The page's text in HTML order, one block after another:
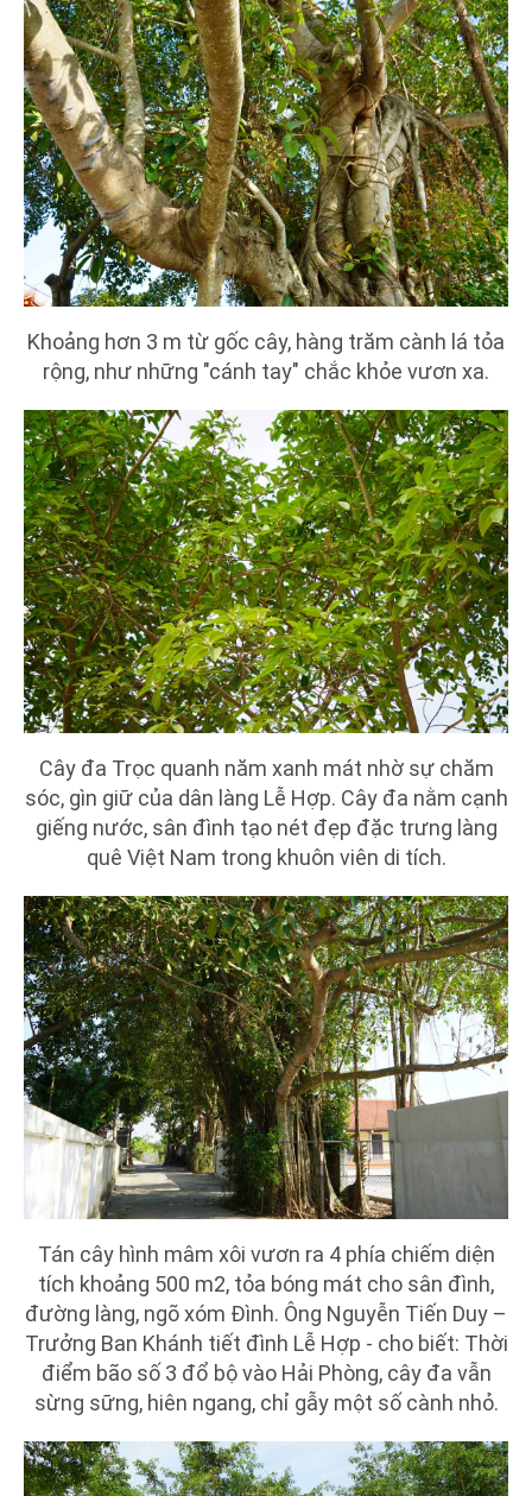
Khoảng hơn 3 m từ gốc cây, hàng trăm cành lá tỏa
rộng, như những "cánh tay" chắc khỏe vươn xa.
Cây đa Trọc quanh năm xanh mát nhờ sự chăm
sóc, gìn giữ của dân làng Lễ Hợp. Cây đa nằm cạnh
giếng nước, sân đình tạo nét đẹp đặc trưng làng
quê Việt Nam trong khuôn viên di tích.
Tán cây hình mâm xôi vươn ra 4 phía chiếm diện
tích khoảng 500 m2, tỏa bóng mát cho sân đình,
đường làng, ngõ xóm Đình. Ông Nguyễn Tiến Duy –
Trưởng Ban Khánh tiết đình Lễ Hợp - cho biết: Thời
điểm bão số 3 đổ bộ vào Hải Phòng, cây đa vẫn
sừng sững, hiên ngang, chỉ gẫy một số cành nhỏ.